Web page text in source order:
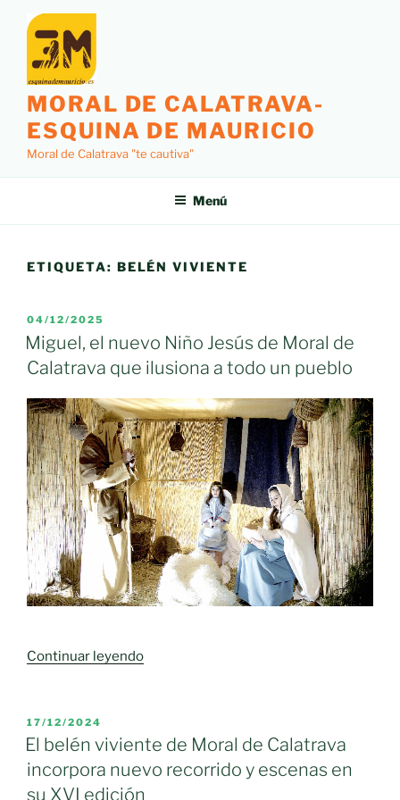
contenido
MORAL DE CALATRAVA-
ESQUINA DE MAURICIO
Moral de Calatrava "te cautiva"
Menú
ETIQUETA: BELÉN VIVIENTE
PUBLICADO
EL
04/12/2025
Miguel, el nuevo Niño Jesús de Moral de
Calatrava que ilusiona a todo un pueblo
Continuar leyendo«Miguel,
Jesús
de
PUBLICADO
EL
17/12/2024
El belén viviente de Moral de Calatrava
incorpora nuevo recorrido y escenas en
su XVI edición